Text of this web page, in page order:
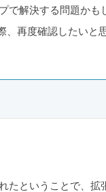
で解決する問題かも
再度確認したいと
たということで、拡